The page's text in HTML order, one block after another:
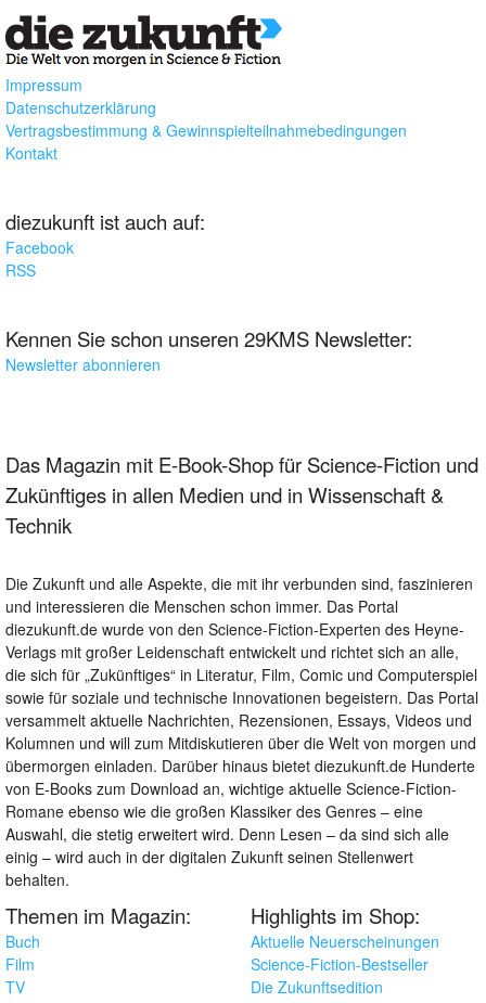
Impressum
Datenschutzerklärung
Vertragsbestimmung & Gewinnspielteilnahmebedingungen
Kontakt
diezukunft ist auch auf:
Facebook
RSS
Kennen Sie schon unseren 29KMS Newsletter:
Newsletter abonnieren
Das Magazin mit E-Book-Shop für Science-Fiction und
Zukünftiges in allen Medien und in Wissenschaft &
Technik
Die Zukunft und alle Aspekte, die mit ihr verbunden sind, faszinieren
und interessieren die Menschen schon immer. Das Portal
diezukunft.de wurde von den Science-Fiction-Experten des Heyne-
Verlags mit großer Leidenschaft entwickelt und richtet sich an alle,
die sich für „Zukünftiges“ in Literatur, Film, Comic und Computerspiel
sowie für soziale und technische Innovationen begeistern. Das Portal
versammelt aktuelle Nachrichten, Rezensionen, Essays, Videos und
Kolumnen und will zum Mitdiskutieren über die Welt von morgen und
übermorgen einladen. Darüber hinaus bietet diezukunft.de Hunderte
von E-Books zum Download an, wichtige aktuelle Science-Fiction-
Romane ebenso wie die großen Klassiker des Genres – eine
Auswahl, die stetig erweitert wird. Denn Lesen – da sind sich alle
einig – wird auch in der digitalen Zukunft seinen Stellenwert
behalten.
Themen im Magazin:
Buch
Film
TV
Highlights im Shop:
Aktuelle Neuerscheinungen
Science-Fiction-Bestseller
Die Zukunftsedition